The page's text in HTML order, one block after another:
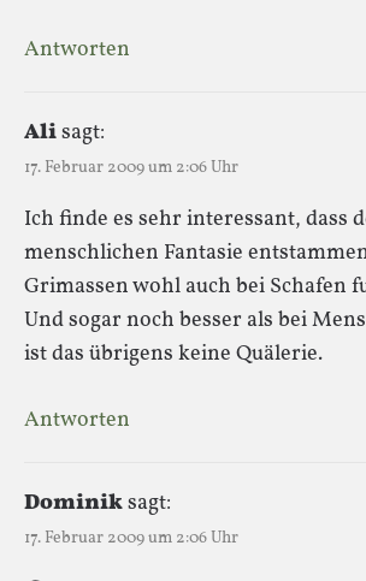
Antworten
Alisagt:
17. Februar 2009 um 2:06 Uhr
Ich finde es sehr interessant, dass
menschlichen Fantasie
Grimassen wohl auch bei Schafen
Und sogar noch besser als bei
ist das übrigens keine Quälerie.
Antworten
Dominiksagt:
17. Februar 2009 um 2:06 Uhr